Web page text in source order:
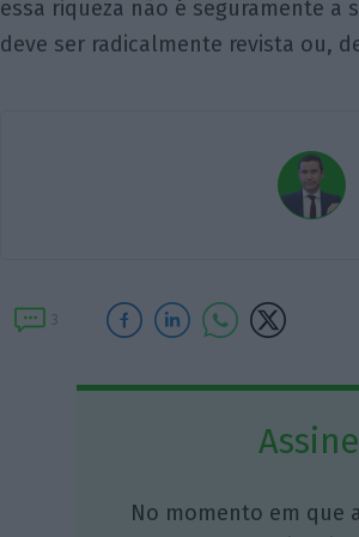
essa riqueza não é seguramente a
deve ser radicalmente revista ou,
3
No momento em que